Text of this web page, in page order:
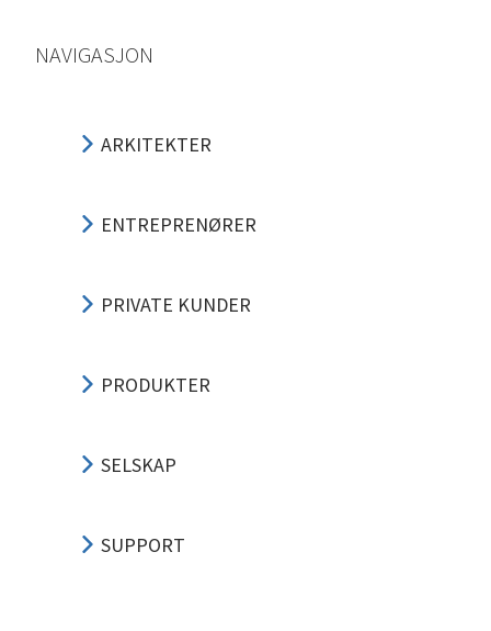
NAVIGASJON
ARKITEKTER
ENTREPRENØRER
PRIVATE KUNDER
PRODUKTER
SELSKAP
SUPPORT